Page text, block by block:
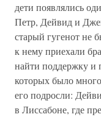
дети появлялись
Петр, Дейвид и
старый гугенот не
к нему приехали
найти поддержку и
которых было
его подросли:
в Лиссабоне, где